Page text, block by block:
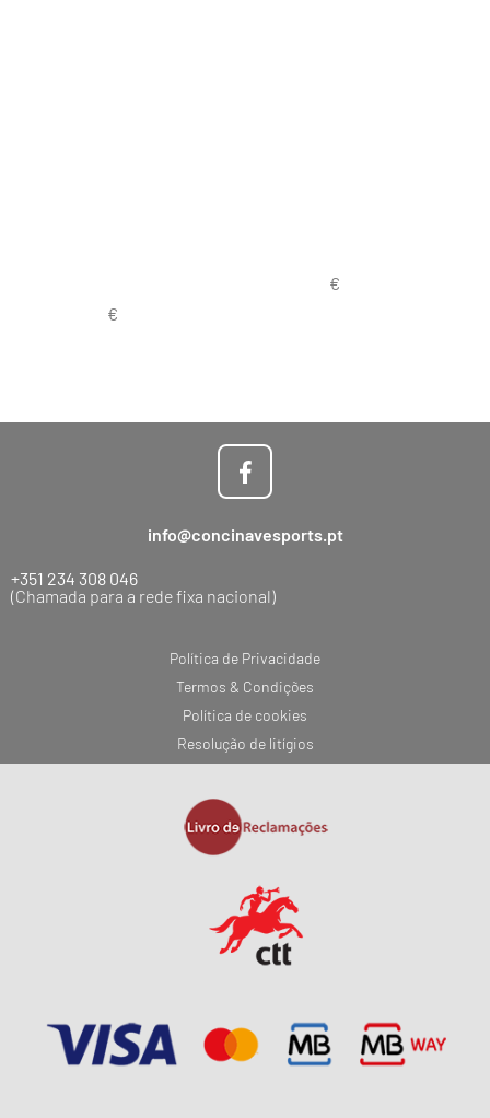
Política de Privacidade
Termos & Condições
Política de cookies
Resolução de litígios
info@concinavesports.pt
+351 234 308 046
(Chamada para a rede fixa nacional)